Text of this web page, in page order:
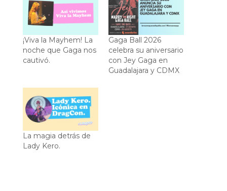
¡Viva la Mayhem! La
noche que Gaga nos
cautivó.
Gaga Ball 2026
celebra su aniversario
con Jey Gaga en
Guadalajara y CDMX
La magia detrás de
Lady Kero.